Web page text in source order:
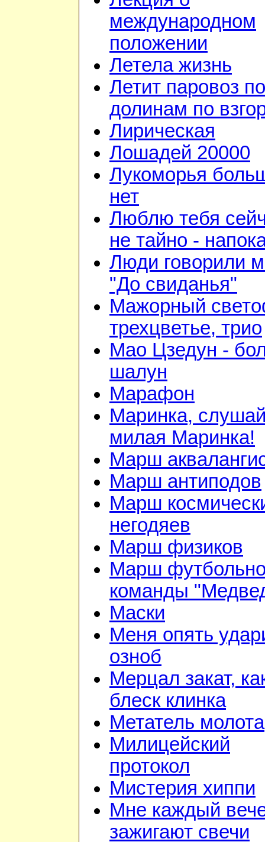
международном
положении
Летела жизнь
Летит паровоз по
долинам по
Лирическая
Лошадей 20000
Лукоморья
нет
Люблю тебя
не тайно -
Люди говорили
"До свиданья"
Мажорный
трехцветье, трио
Мао Цзедун -
шалун
Марафон
Маринка,
милая Маринка!
Марш
Марш антиподов
Марш
негодяев
Марш физиков
Марш
команды
Маски
Меня опять
озноб
Мерцал закат,
блеск клинка
Метатель молота
Милицейский
протокол
Мистерия хиппи
Мне каждый
зажигают свечи